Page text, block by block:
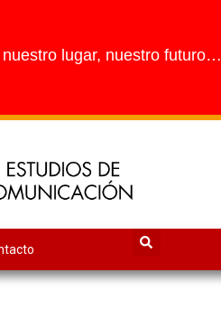
lugar, nuestro futuro…